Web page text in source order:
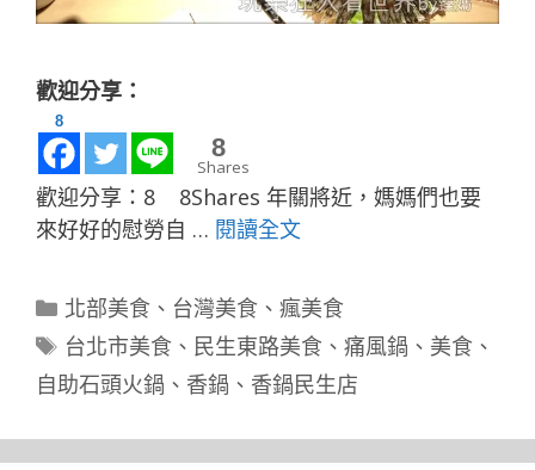
歡迎分享：
8
0
Shares
歡迎分享：8 8Shares 年關將近，媽媽們也要
來好好的慰勞自 … 閱讀全文
分
類
北部美食、 台灣美食、 瘋美食
標
籤
台北市美食、 民生東路美食、 痛風鍋 、 美食、
自助石頭火鍋 、 香鍋 、 香鍋民生店